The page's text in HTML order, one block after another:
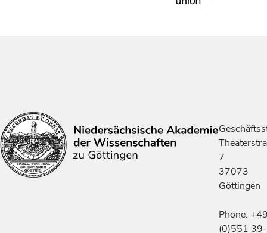
7
37073
Göttingen
Phone:
(0)551 39-